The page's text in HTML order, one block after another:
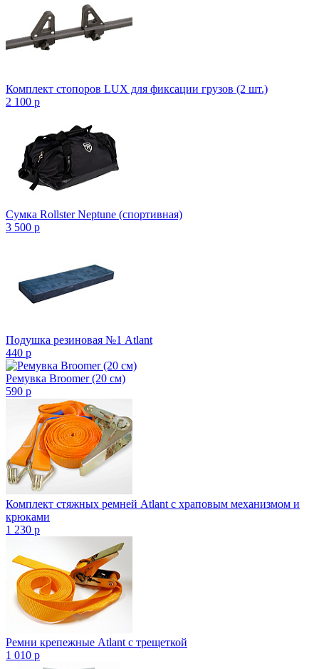
Комплект стопоров LUX для фиксации грузов (2 шт.)
2 100 p
Сумка Rollster Neptune (спортивная)
3 500 p
Подушка резиновая №1 Atlant
440 p
Ремувка Broomer (20 см)
590 p
Комплект стяжных ремней Atlant с храповым механизмом и
крюками
1 230 p
Ремни крепежные Atlant с трещеткой
1 010 p